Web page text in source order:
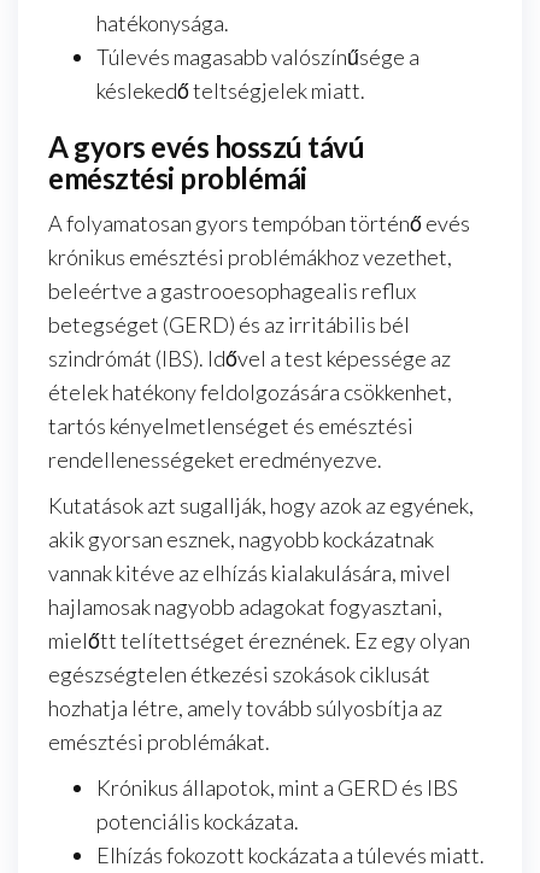
hatékonysága.
Túlevés magasabb valószínűsége a
késlekedő teltségjelek miatt.
A gyors evés hosszú távú
emésztési problémái
A folyamatosan gyors tempóban történő evés
krónikus emésztési problémákhoz vezethet,
beleértve a gastrooesophagealis reflux
betegséget (GERD) és az irritábilis bél
szindrómát (IBS). Idővel a test képessége az
ételek hatékony feldolgozására csökkenhet,
tartós kényelmetlenséget és emésztési
rendellenességeket eredményezve.
Kutatások azt sugallják, hogy azok az egyének,
akik gyorsan esznek, nagyobb kockázatnak
vannak kitéve az elhízás kialakulására, mivel
hajlamosak nagyobb adagokat fogyasztani,
mielőtt telítettséget éreznének. Ez egy olyan
egészségtelen étkezési szokások ciklusát
hozhatja létre, amely tovább súlyosbítja az
emésztési problémákat.
Krónikus állapotok, mint a GERD és IBS
potenciális kockázata.
Elhízás fokozott kockázata a túlevés miatt.